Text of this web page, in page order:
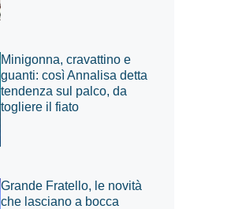
Minigonna, cravattino e
guanti: così Annalisa detta
tendenza sul palco, da
togliere il fiato
Grande Fratello, le novità
che lasciano a bocca